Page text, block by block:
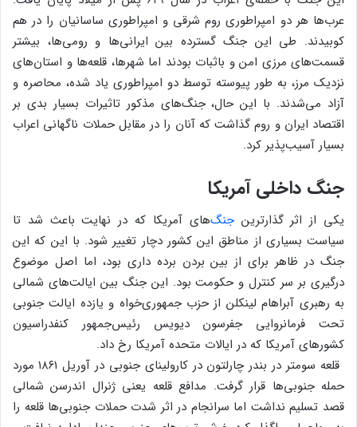
عرب‌ها هر دو امپراطوری روم شرقی و امپراطوری ساسانیان را در هم
کوبیدند. طی این جنگ گسترده بین ایرانی‌ها و رومی‌ها، بیشتر
قسمت‌های مرزی امن و باثبات بودند اما شهرها، قلعه‌ها و استان‌های
نزدیک مرز، به طور پیوسته توسط دو امپراطوری یاد شده، محاصره و
آزاد می‌شدند. با این حال، جنگ‌های مذکور تاثیرات بسیار بدی بر
اقتصاد ایران و روم گذاشت که آنان را در مقابل حملات ناگهانی اعراب
بسیار آسیب‌پذیر کرد.
جنگ داخلی آمریکا
یکی از اثر گذارترینجنگ‌های آمریکا که در نهایت باعث شد تا
سیاست بسیاری از مناطق این کشور دچار تغییر شود. با این که این
جنگ در ظاهر برای از بین بردن برده داری بود، اما اصل موضوع
درگیری بر سر کنترل و حکومت بود. این جنگ بین ایالت‌های شمالی
به رهبری آبراهام لینکلن از حزب جمهوری‌خواه و یازده ایالت جنوبی
تحت فرمانروایی جفرسون دیویس رئیس‌جمهور کنفدراسیون
کشورهای آمریکا که در ایالات متحده آمریکا رخ داد.
قلعه سومتر در بندر چارلتون در کارولینای جنوبی در آوریل ۱۸۶۱ مورد
حمله جنوبی‌ها قرار گرفت. مدافع قلعه یعنی ژنرال اندرسن شمالی
قصد تسلیم نداشت اما سرانجام در اثر شدت حملات جنوبی‌ها قلعه را